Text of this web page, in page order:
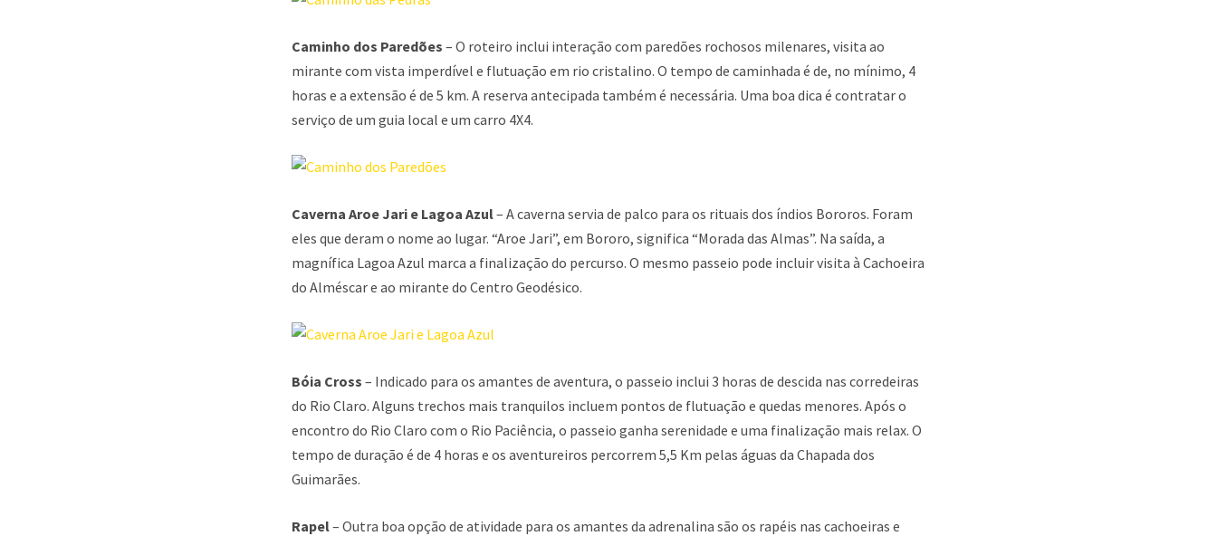
Caminho dos Paredões – O roteiro inclui interação com paredões rochosos milenares, visita ao
mirante com vista imperdível e flutuação em rio cristalino. O tempo de caminhada é de, no mínimo, 4
horas e a extensão é de 5 km. A reserva antecipada também é necessária. Uma boa dica é contratar o
serviço de um guia local e um carro 4X4.
Caverna Aroe Jari e Lagoa Azul– A caverna servia de palco para os rituais dos índios Bororos. Foram
eles que deram o nome ao lugar. “Aroe Jari”, em Bororo, significa “Morada das Almas”. Na saída, a
magnífica Lagoa Azul marca a finalização do percurso. O mesmo passeio pode incluir visita à Cachoeira
do Alméscar e ao mirante do Centro Geodésico.
Bóia Cross – Indicado para os amantes de aventura, o passeio inclui 3 horas de descida nas corredeiras
do Rio Claro. Alguns trechos mais tranquilos incluem pontos de flutuação e quedas menores. Após o
encontro do Rio Claro com o Rio Paciência, o passeio ganha serenidade e uma finalização mais relax. O
tempo de duração é de 4 horas e os aventureiros percorrem 5,5 Km pelas águas da Chapada dos
Guimarães.
Rapel– Outra boa opção de atividade para os amantes da adrenalina são os rapéis nas cachoeiras e